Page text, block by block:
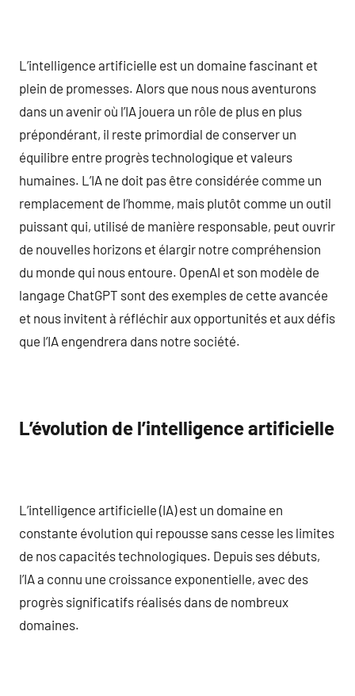
L’intelligence artificielle est un domaine fascinant et
plein de promesses. Alors que nous nous aventurons
dans un avenir où l’IA jouera un rôle de plus en plus
prépondérant, il reste primordial de conserver un
équilibre entre progrès technologique et valeurs
humaines. L’IA ne doit pas être considérée comme un
remplacement de l’homme, mais plutôt comme un outil
puissant qui, utilisé de manière responsable, peut ouvrir
de nouvelles horizons et élargir notre compréhension
du monde qui nous entoure. OpenAI et son modèle de
langage ChatGPT sont des exemples de cette avancée
et nous invitent à réfléchir aux opportunités et aux défis
que l’IA engendrera dans notre société.
L’évolution de l’intelligence artificielle
L’intelligence artificielle (IA) est un domaine en
constante évolution qui repousse sans cesse les limites
de nos capacités technologiques. Depuis ses débuts,
l’IA a connu une croissance exponentielle, avec des
progrès significatifs réalisés dans de nombreux
domaines.